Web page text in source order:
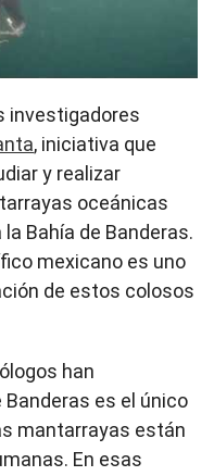
investigadores
, iniciativa que
y realizar
oceánicas
la Bahía de Banderas.
mexicano es uno
de estos colosos
han
es el único
mantarrayas están
En esas